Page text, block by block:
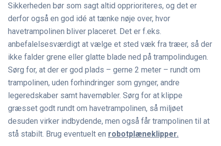
Sikkerheden bør som sagt altid opprioriteres, og det er
derfor også en god idé at tænke nøje over, hvor
havetrampolinen bliver placeret. Det er f.eks.
anbefalelsesværdigt at vælge et sted væk fra træer, så der
ikke falder grene eller glatte blade ned på trampolindugen.
Sørg for, at der er god plads – gerne 2 meter – rundt om
trampolinen, uden forhindringer som gynger, andre
legeredskaber samt havemøbler. Sørg for at klippe
græsset godt rundt om havetrampolinen, så miljøet
desuden virker indbydende, men også får trampolinen til at
stå stabilt. Brug eventuelt en robotplæneklipper.